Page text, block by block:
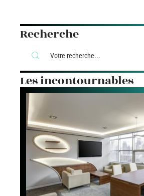
Recherche
Les incontournables